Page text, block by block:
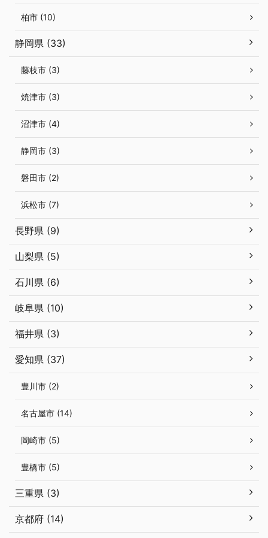
柏市 (10)
静岡県 (33)
藤枝市 (3)
焼津市 (3)
沼津市 (4)
静岡市 (3)
磐田市 (2)
浜松市 (7)
長野県 (9)
山梨県 (5)
石川県 (6)
岐阜県 (10)
福井県 (3)
愛知県 (37)
豊川市 (2)
名古屋市 (14)
岡崎市 (5)
豊橋市 (5)
三重県 (3)
京都府 (14)